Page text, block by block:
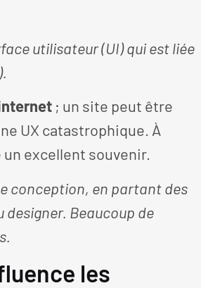
utilisateur (UI) qui est liée
; un site peut être
UX catastrophique. À
excellent souvenir.
conception, en partant des
designer. Beaucoup de
les